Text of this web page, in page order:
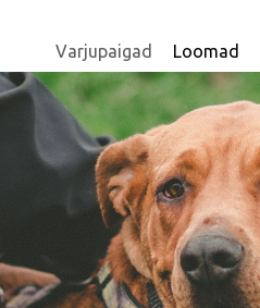
Varjupaigad Loomad